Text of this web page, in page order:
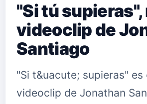
"Si tú
videoclip de
Santiago
"Si t&uacute; supieras" es
videoclip de Jonathan